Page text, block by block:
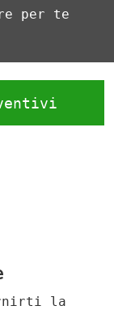
per te
la